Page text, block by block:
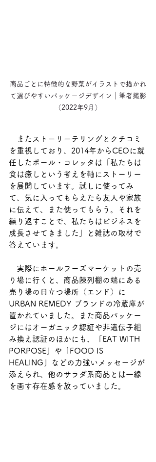
商品ごとに特徴的な野菜がイラストで描かれ
て選びやすいパッケージデザイン｜筆者撮影
（2022年9月）
またストーリーテリングとクチコミ
を重視しており、2014年からCEOに就
任したポール・コレッタは「私たちは
食は癒しという考えを軸にストーリー
を展開しています。試しに使ってみ
て、気に入ってもらえたら友人や家族
に伝えて、また使ってもらう。それを
繰り返すことで、私たちはビジネスを
成長させてきました」と雑誌の取材で
答えています。
実際にホールフーズマーケットの売
り場に行くと、商品陳列棚の端にある
売り場の目立つ場所（エンド）に
URBAN REMEDY ブランドの冷蔵庫が
置かれていました。また商品パッケー
ジにはオーガニック認証や非遺伝子組
み換え認証のほかにも、「EAT WITH
PORPOSE」や「FOOD IS
HEALING」などの力強いメッセージが
添えられ、他のサラダ系商品とは一線
を画す存在感を放っていました。